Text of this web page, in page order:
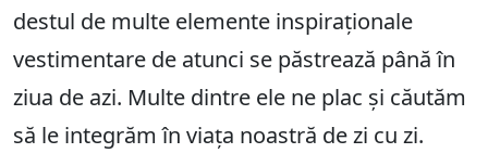
destul de multe elemente inspiraționale
vestimentare de atunci se păstrează până în
ziua de azi. Multe dintre ele ne plac și căutăm
să le integrăm în viața noastră de zi cu zi.